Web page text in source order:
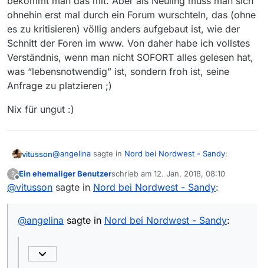
ohnehin erst mal durch ein Forum wurschteln, das (ohne
es zu kritisieren) völlig anders aufgebaut ist, wie der
Schnitt der Foren im www. Von daher habe ich vollstes
Verständnis, wenn man nicht SOFORT alles gelesen hat,
was “lebensnotwendig” ist, sondern froh ist, seine
Anfrage zu platzieren ;)
Nix für ungut :)
vitusson@angelina sagte in Nord bei Nordwest - Sandy:
In dem Fall liegt es eher daran, dass die Liste
https://forum.mediathekview.de/topic/1104/down
Bevor man eine fehlende Sendung meldet schaut
man erstmal auf die Zeit der aktuellen Filmliste. Ist
vorliegt und es ist ein wenig Geduld gefragt.
?
Offline
Ein ehemaliger Benutzerschrieb am 12. Jan. 2018, 08:10
zuletzt editiert von
@vitusson sagte in Nord bei Nordwest - Sandy:
@angelina sagte in Nord bei Nordwest - Sandy: